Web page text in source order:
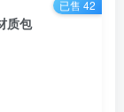
质包
已售 42